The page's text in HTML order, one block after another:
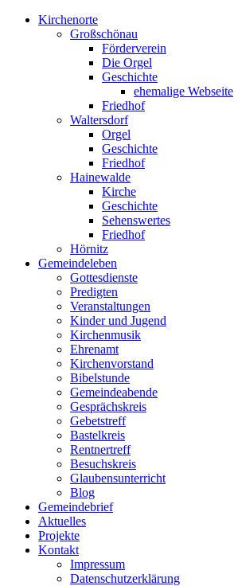
Kirchenorte
Großschönau
Förderverein
Die Orgel
Geschichte
ehemalige Webseite
Friedhof
Waltersdorf
Orgel
Geschichte
Friedhof
Hainewalde
Kirche
Geschichte
Sehenswertes
Friedhof
Hörnitz
Gemeindeleben
Gottesdienste
Predigten
Veranstaltungen
Kinder und Jugend
Kirchenmusik
Ehrenamt
Kirchenvorstand
Bibelstunde
Gemeindeabende
Gesprächskreis
Gebetstreff
Bastelkreis
Rentnertreff
Besuchskreis
Glaubensunterricht
Blog
Gemeindebrief
Aktuelles
Projekte
Kontakt
Impressum
Datenschutzerklärung